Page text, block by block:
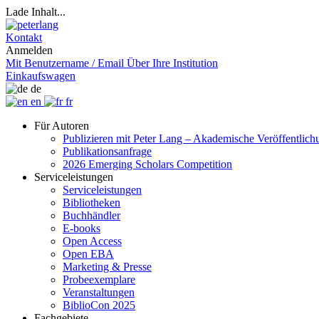
Lade Inhalt...
Kontakt
Anmelden
Mit Benutzername / Email Über Ihre Institution
Einkaufswagen
de
en
fr
Für Autoren
Publizieren mit Peter Lang – Akademische
Publikationsanfrage
2026 Emerging Scholars Competition
Serviceleistungen
Serviceleistungen
Bibliotheken
Buchhändler
E-books
Open Access
Open EBA
Marketing & Presse
Probeexemplare
Veranstaltungen
BiblioCon 2025